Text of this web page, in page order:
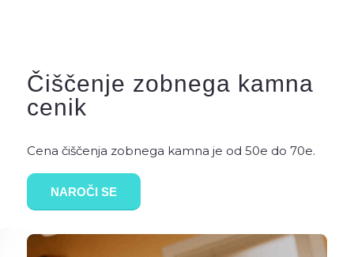
Čiščenje zobnega kamna
cenik
Cena čiščenja zobnega kamna je od 50e do 70e.
NAROČI SE